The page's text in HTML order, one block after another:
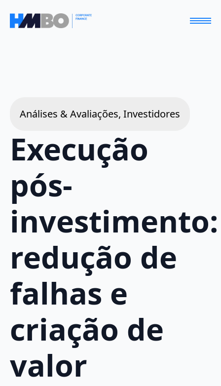
Análises & Avaliações, Investidores
Execução
pós-
investimento:
redução de
falhas e
criação de
valor